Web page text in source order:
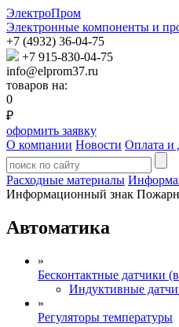
ЭлектроПром
Электронные компоненты и
+7 (4932) 36-04-75
+7 915-830-04-75
info@elprom37.ru
товаров на:
0
₽
оформить заявку
О компании Новости Оплата и
Расходные материалы
Информационный знак
Автоматика
»
Бесконтактные датчики
Индуктивные
»
Регуляторы температуры